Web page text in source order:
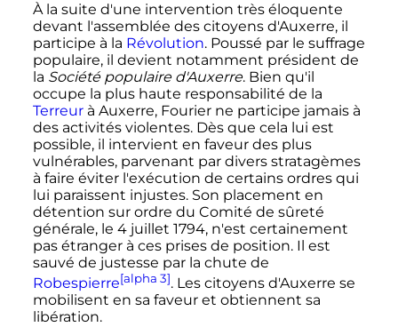
À la suite d'une intervention très éloquente
devant l'assemblée des citoyens d'Auxerre,il
participe à la Révolution. Poussé par le suffrage
populaire, il devient notamment président de
la Société populaire d'Auxerre. Bien qu'il
occupe la plus haute responsabilité de la
Terreurà Auxerre, Fourier ne participe jamais à
des activités violentes. Dès que cela lui est
possible, il intervient en faveur des plus
vulnérables, parvenant par divers stratagèmes
à faire éviter l'exécution de certains ordres qui
lui paraissent injustes.Son placement en
détention sur ordre du Comité de sûreté
générale, le 4 juillet 1794, n'est certainement
pas étranger à ces prises de position. Il est
sauvé de justesse par la chute de
Robespierre[alpha 3]. Les citoyens d'Auxerre se
mobilisent en sa faveur et obtiennent sa
libération.